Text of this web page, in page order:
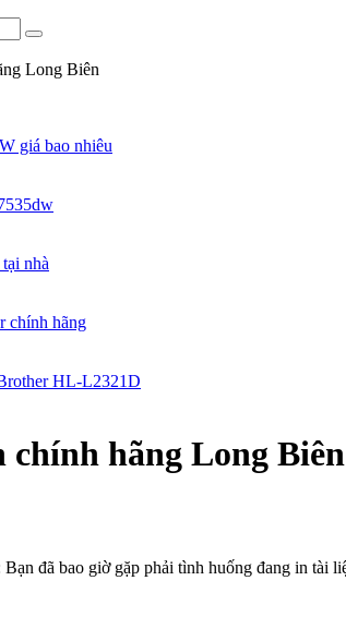
Long Biên
giá bao nhiêu
nhà
chính hãng
HL-L2321D
chính hãng Long Biên
đã bao giờ gặp phải tình huống đang in tài